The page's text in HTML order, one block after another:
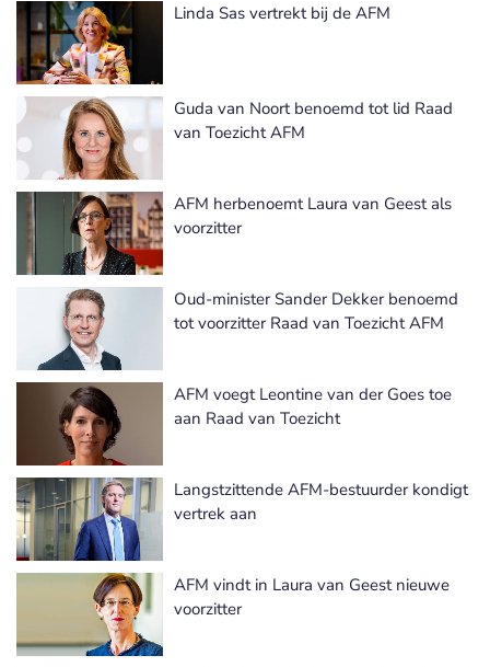
Linda Sas vertrekt bij de AFM
Guda van Noort benoemd tot lid Raad
van Toezicht AFM
AFM herbenoemt Laura van Geest als
voorzitter
Oud-minister Sander Dekker benoemd
tot voorzitter Raad van Toezicht AFM
AFM voegt Leontine van der Goes toe
aan Raad van Toezicht
Langstzittende AFM-bestuurder kondigt
vertrek aan
AFM vindt in Laura van Geest nieuwe
voorzitter